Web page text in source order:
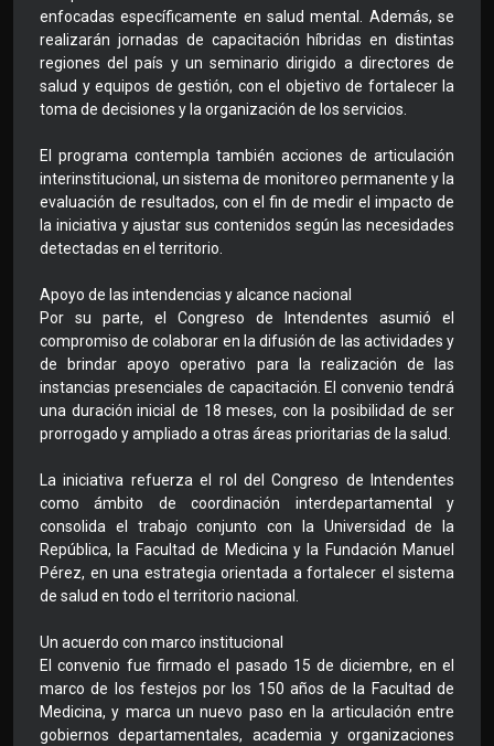
enfocadas específicamente en salud mental. Además, se
realizarán jornadas de capacitación híbridas en distintas
regiones del país y un seminario dirigido a directores de
salud y equipos de gestión, con el objetivo de fortalecer la
toma de decisiones y la organización de los servicios.
El programa contempla también acciones de articulación
interinstitucional, un sistema de monitoreo permanente y la
evaluación de resultados, con el fin de medir el impacto de
la iniciativa y ajustar sus contenidos según las necesidades
detectadas en el territorio.
Apoyo de las intendencias y alcance nacional
Por su parte, el Congreso de Intendentes asumió el
compromiso de colaborar en la difusión de las actividades y
de brindar apoyo operativo para la realización de las
instancias presenciales de capacitación. El convenio tendrá
una duración inicial de 18 meses, con la posibilidad de ser
prorrogado y ampliado a otras áreas prioritarias de la salud.
La iniciativa refuerza el rol del Congreso de Intendentes
como ámbito de coordinación interdepartamental y
consolida el trabajo conjunto con la Universidad de la
República, la Facultad de Medicina y la Fundación Manuel
Pérez, en una estrategia orientada a fortalecer el sistema
de salud en todo el territorio nacional.
Un acuerdo con marco institucional
El convenio fue firmado el pasado 15 de diciembre, en el
marco de los festejos por los 150 años de la Facultad de
Medicina, y marca un nuevo paso en la articulación entre
gobiernos departamentales, academia y organizaciones